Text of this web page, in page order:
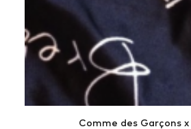
Comme des Garçons x